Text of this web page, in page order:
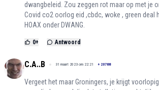
dwangbeleid. Zou zeggen rot maar op met je
Covid co2 oorlog eid ,cbdc, woke , green deal
HOAX onder DWANG.
0+ Antwoord
C.A..B 31 maart 2023 om 22:21 + 20788
Vergeet het maar Groningers, je krijgt